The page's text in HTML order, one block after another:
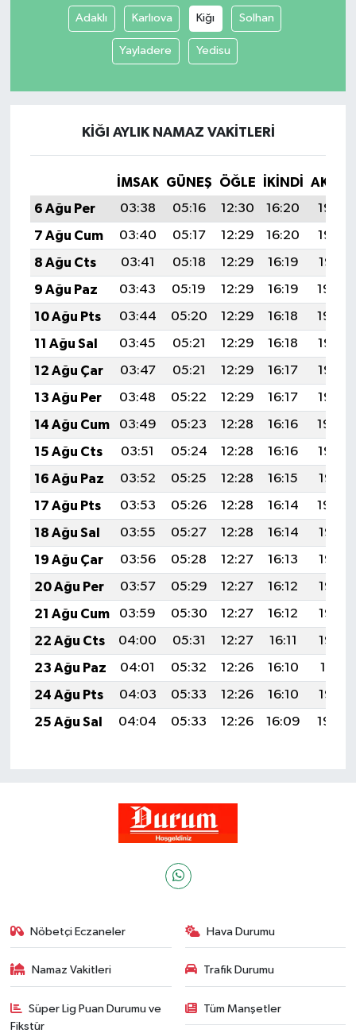
Adaklı Karlıova Kiğı Solhan
Yayladere Yedisu
KIĞI AYLIK NAMAZ VAKITLERI
İMSAK GÜNEŞ ÖĞLE İKINDI
6 Ağu Per
03:38 05:16 12:30 16:20
19:33
7 Ağu Cum
03:40 05:17 12:29 16:20
19:32
8 Ağu Cts
03:41 05:18 12:29 16:19
19:31
9 Ağu Paz
03:43 05:19 12:29 16:19
19:30
10 Ağu Pts
03:44 05:20 12:29 16:18
19:29
11 Ağu Sal
03:45 05:21 12:29 16:18
19:27
12 Ağu Çar
03:47 05:21 12:29 16:17
19:26
13 Ağu Per
03:48 05:22 12:29 16:17
19:25
14 Ağu Cum
03:49 05:23 12:28 16:16
19:24
15 Ağu Cts
03:51 05:24 12:28 16:16
19:22
16 Ağu Paz
03:52 05:25 12:28 16:15
19:21
17 Ağu Pts
03:53 05:26 12:28 16:14
19:20
18 Ağu Sal
03:55 05:27 12:28 16:14
19:18
19 Ağu Çar
03:56 05:28 12:27 16:13
19:17
20 Ağu Per
03:57 05:29 12:27 16:12
19:16
21 Ağu Cum
03:59 05:30 12:27 16:12
19:14
22 Ağu Cts
04:00 05:31 12:27 16:11
19:13
23 Ağu Paz
04:01 05:32 12:26 16:10
19:11
24 Ağu Pts
04:03 05:33 12:26 16:10
19:10
25 Ağu Sal
04:04 05:33 12:26 16:09 19:08
Nöbetçi Eczaneler Hava Durumu
Namaz Vakitleri Trafik Durumu
Süper Lig Puan Durumu ve
Fikstür
Tüm Manşetler